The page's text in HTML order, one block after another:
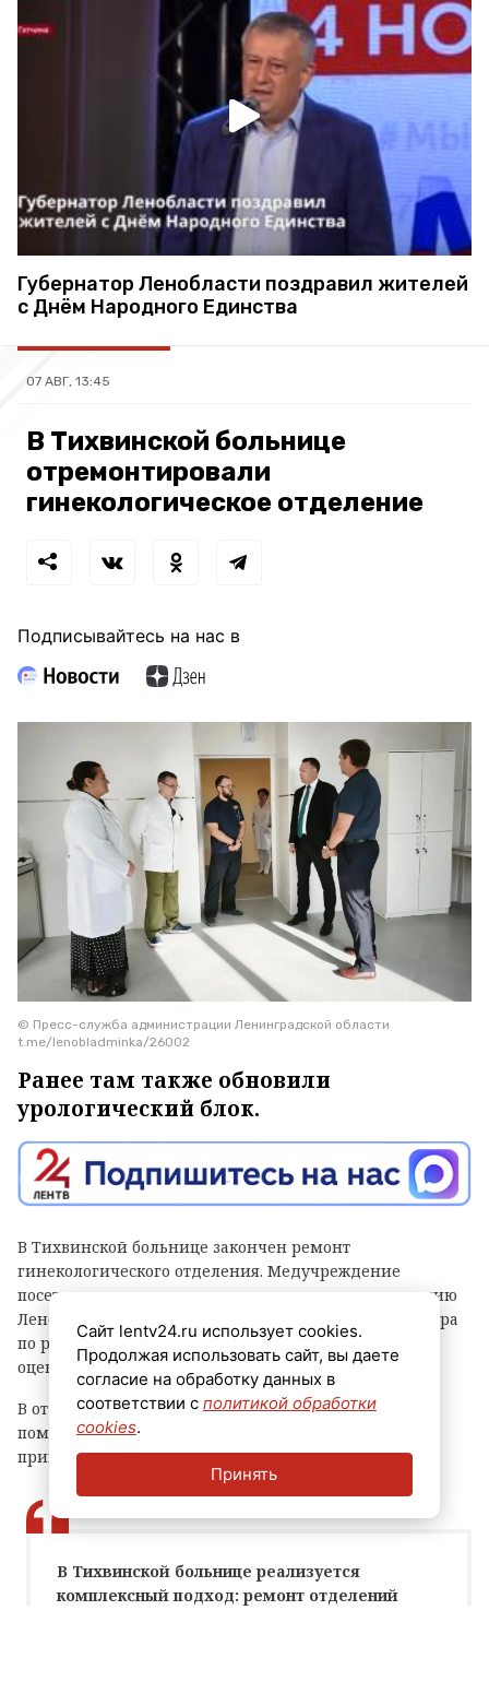
Губернатор Ленобласти поздравил жителей
с Днём Народного Единства
07 АВГ, 13:45
В Тихвинской больнице
отремонтировали
гинекологическое отделение
Подписывайтесь на нас в
© Пресс-служба администрации Ленинградской области
t.me/lenobladminka/26002
Ранее там также обновили
урологический блок.
В Тихвинской больнице закончен ремонт
гинекологического отделения. Медучреждение
посетили председатель комитета по здравоохранению
Ленобласти Александр Жарков и советник губернатора
по работе с территориями Александр Тимков. Они
оценили качество работ.
В отделении обновили внутреннюю отделку
помещений. Отмечается, что ранее на том же этаже
привели в порядок и урологический блок.
В Тихвинской больнице реализуется
комплексный подход: ремонт отделений
Сайт lentv24.ru использует cookies.
Продолжая использовать сайт, вы даете
согласие на обработку данных в
соответствии с политикой обработки
cookies.
Принять